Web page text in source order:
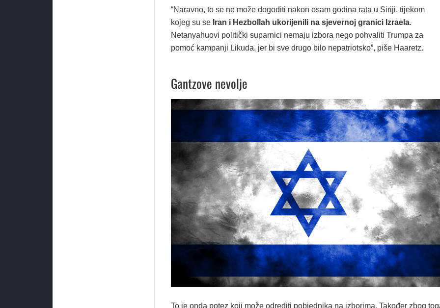
“Naravno, to se ne može dogoditi nakon osam godina rata u Siriji, tijekom
kojeg su se Iran i Hezbollah ukorijenili na sjevernoj granici Izraela.
Netanyahuovi politički suparnici nemaju izbora nego pohvaliti Trumpa za
pomoć kampanji Likuda, jer bi sve drugo bilo nepatriotsko”, piše Haaretz.
Gantzove nevolje
To je onda potez koji može odrediti pobjednika na izborima. Također zbog